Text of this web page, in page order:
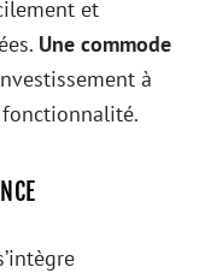
et
Une commode
à